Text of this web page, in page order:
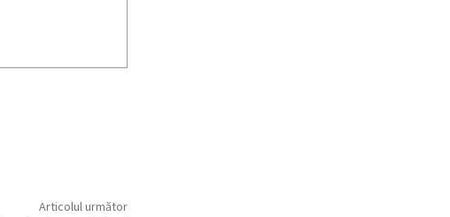
Articolul următor